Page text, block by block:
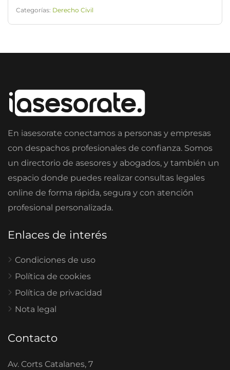
Categorías: Derecho Civil
En iasesorate conectamos a personas y empresas
con despachos profesionales de confianza. Somos
un directorio de asesores y abogados, y también un
espacio donde puedes realizar consultas legales
online de forma rápida, segura y con atención
profesional personalizada.
Enlaces de interés
Condiciones de uso
Política de cookies
Política de privacidad
Nota legal
Contacto
Av. Corts Catalanes, 7